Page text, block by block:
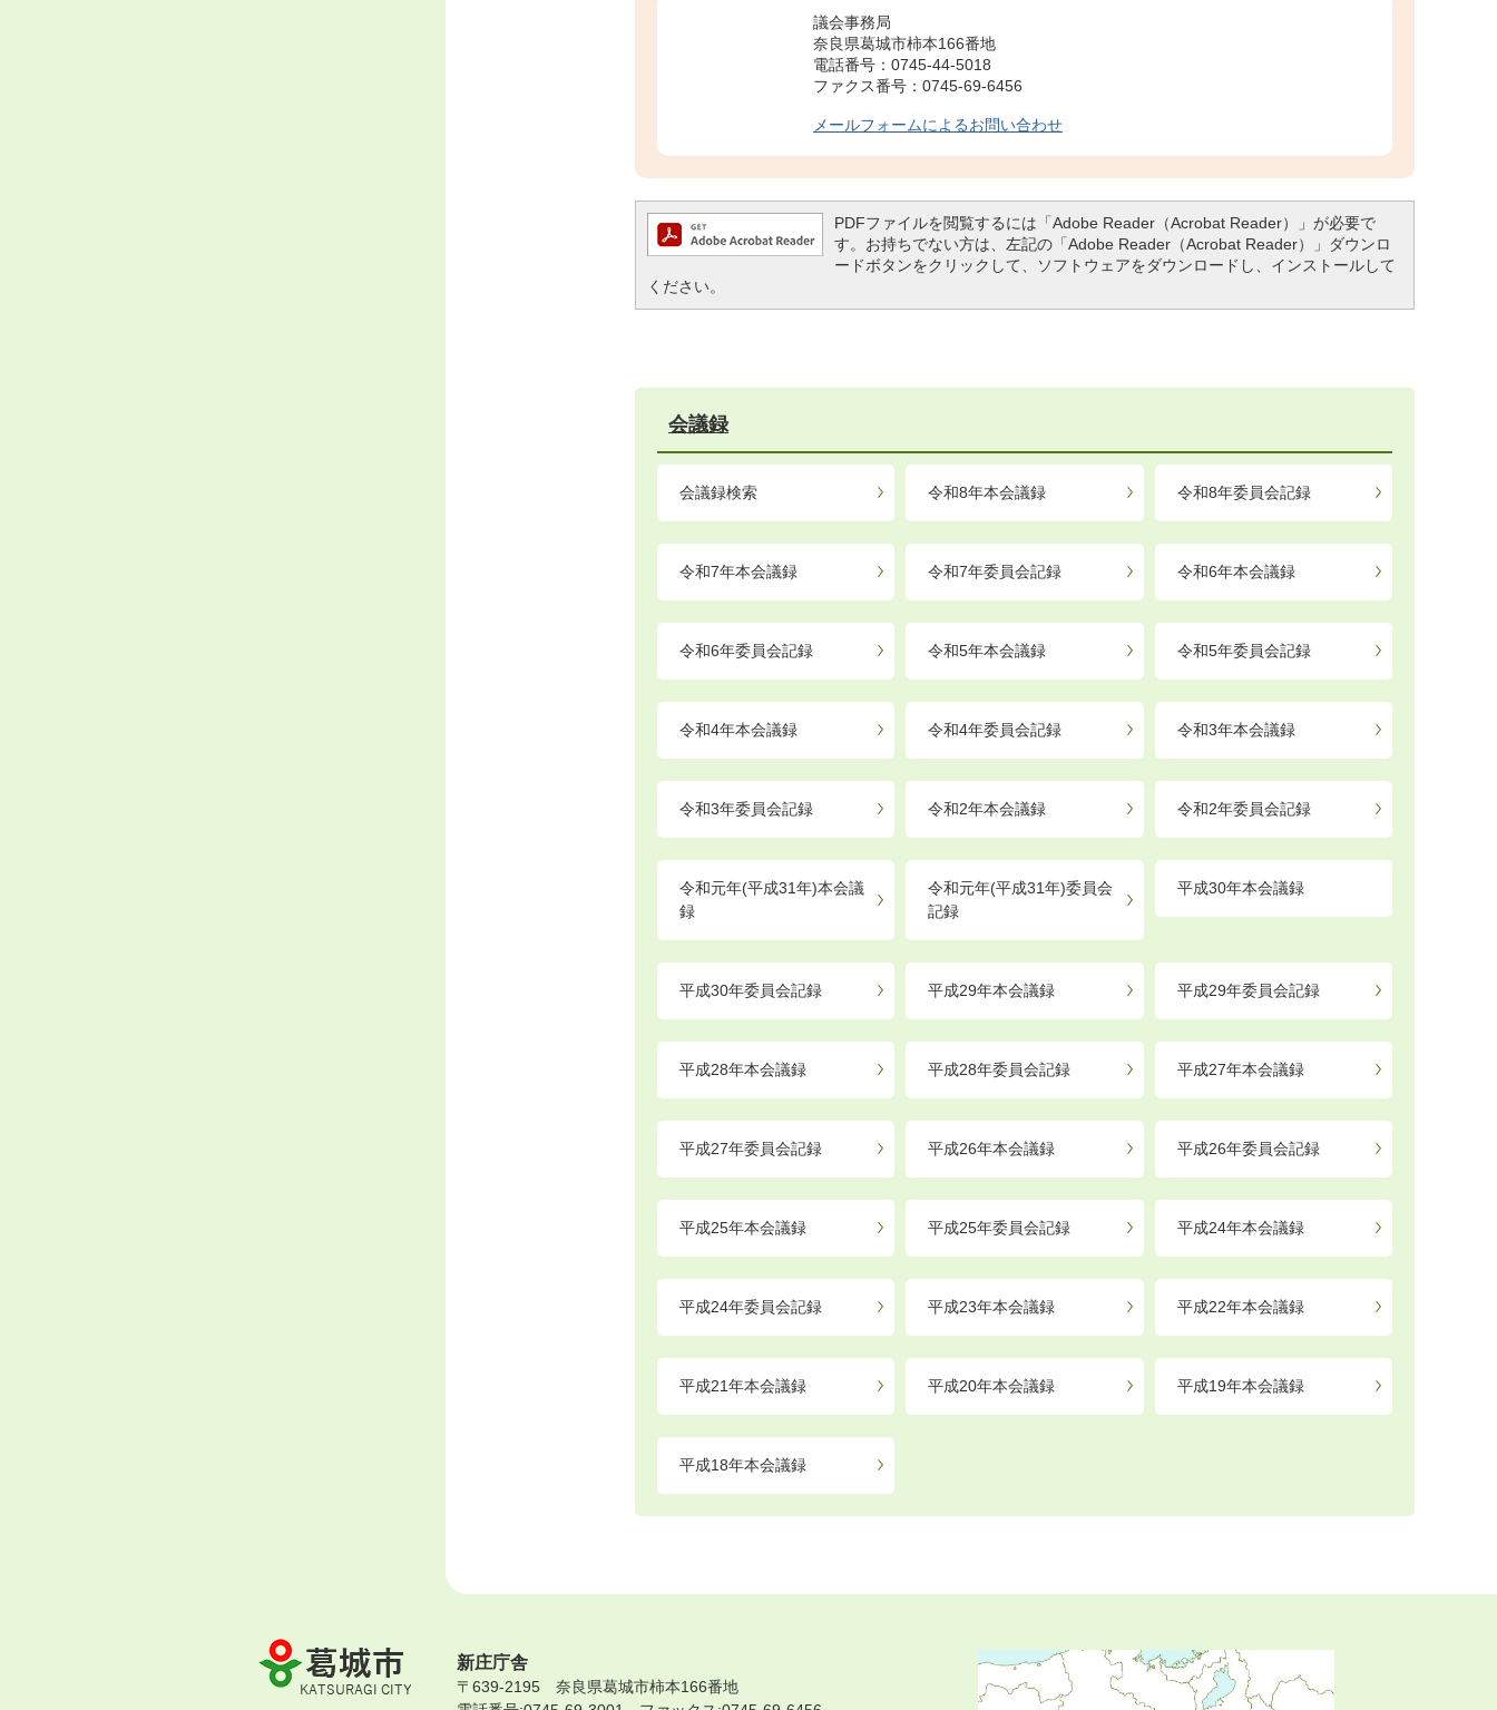
議会事務局
奈良県葛城市柿本166番地
電話番号：0745-44-5018
ファクス番号：0745-69-6456
メールフォームによるお問い合わせ
PDFファイルを閲覧するには「Adobe Reader（Acrobat Reader）」が必要で
す。お持ちでない方は、左記の「Adobe Reader（Acrobat Reader）」ダウンロ
ードボタンをクリックして、ソフトウェアをダウンロードし、インストールして
ください。
会議録
会議録検索 令和8年本会議録 令和8年委員会記録
令和7年本会議録 令和7年委員会記録 令和6年本会議録
令和6年委員会記録 令和5年本会議録 令和5年委員会記録
令和4年本会議録 令和4年委員会記録 令和3年本会議録
令和3年委員会記録 令和2年本会議録 令和2年委員会記録
令和元年(平成31年)本会議
録
令和元年(平成31年)委員会
記録
平成30年本会議録
平成30年委員会記録 平成29年本会議録 平成29年委員会記録
平成28年本会議録 平成28年委員会記録 平成27年本会議録
平成27年委員会記録 平成26年本会議録 平成26年委員会記録
平成25年本会議録 平成25年委員会記録 平成24年本会議録
平成24年委員会記録 平成23年本会議録 平成22年本会議録
平成21年本会議録 平成20年本会議録 平成19年本会議録
平成18年本会議録
葛
城
市
新庄庁舎
〒639-2195 奈良県葛城市柿本166番地